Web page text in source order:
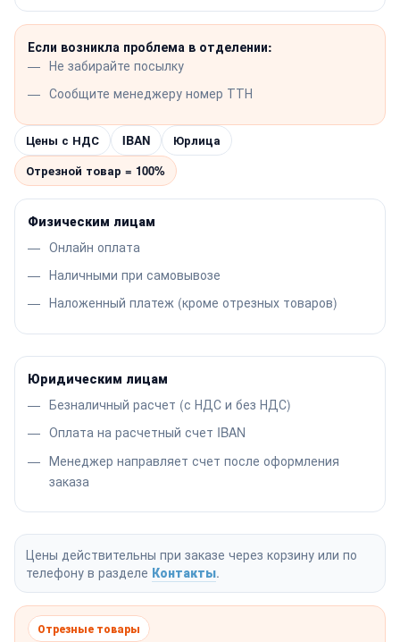
Если возникла проблема в отделении:
Не забирайте посылку
Сообщите менеджеру номер ТТН
Цены с НДС IBAN
Юрлица
Отрезной товар = 100%
Физическим лицам
Онлайн оплата
Наличными при самовывозе
Наложенный платеж (кроме отрезных товаров)
Юридическим лицам
Безналичный расчет (с НДС и без НДС)
Оплата на расчетный счет IBAN
Менеджер направляет счет после оформления
заказа
Цены действительны при заказе через корзину или по
телефону в разделе Контакты.
Отрезные товары